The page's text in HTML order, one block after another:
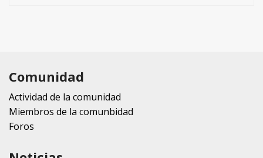
Comunidad
Actividad de la comunidad
Miembros de la comunbidad
Foros